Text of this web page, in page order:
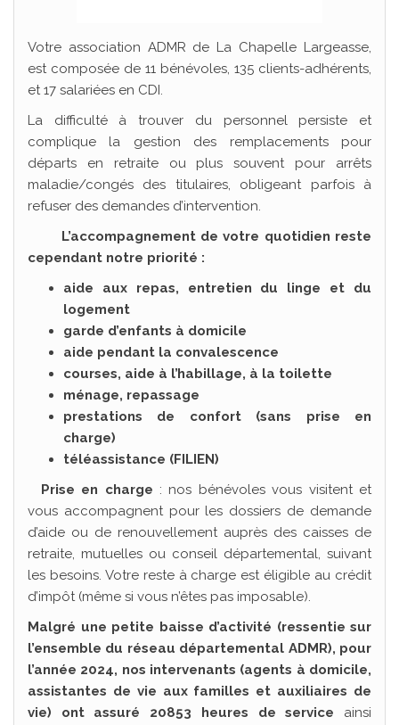
Votre association ADMR de La Chapelle Largeasse,
est composée de 11 bénévoles, 135 clients-adhérents,
et 17 salariées en CDI.
La difficulté à trouver du personnel persiste et
complique la gestion des remplacements pour
départs en retraite ou plus souvent pour arrêts
maladie/congés des titulaires, obligeant parfois à
refuser des demandes d’intervention.
L’accompagnement de votre quotidien reste
cependant notre priorité :
aide aux repas, entretien du linge et du
logement
garde d’enfants à domicile
aide pendant la convalescence
courses, aide à l’habillage, à la toilette
ménage, repassage
prestations de confort (sans prise en
charge)
téléassistance (FILIEN)
Prise en charge : nos bénévoles vous visitent et
vous accompagnent pour les dossiers de demande
d’aide ou de renouvellement auprès des caisses de
retraite, mutuelles ou conseil départemental, suivant
les besoins. Votre reste à charge est éligible au crédit
d’impôt (même si vous n’êtes pas imposable).
Malgré une petite baisse d’activité (ressentie sur
l’ensemble du réseau départemental ADMR), pour
l’année 2024, nos intervenants (agents à domicile,
assistantes de vie aux familles et auxiliaires de
vie) ont assuré 20853 heures de service ainsi